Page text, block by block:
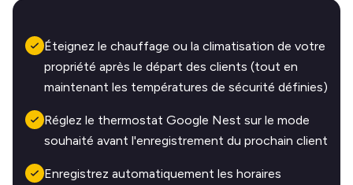
Éteignez le chauffage ou la climatisation de votre
propriété après le départ des clients (tout en
maintenant les températures de sécurité définies)
Réglez le thermostat Google Nest sur le mode
souhaité avant l'enregistrement du prochain client
Enregistrez automatiquement les horaires